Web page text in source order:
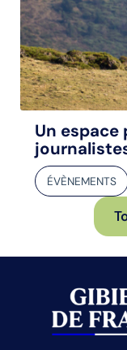
Un
ÉVÈNEMENTS